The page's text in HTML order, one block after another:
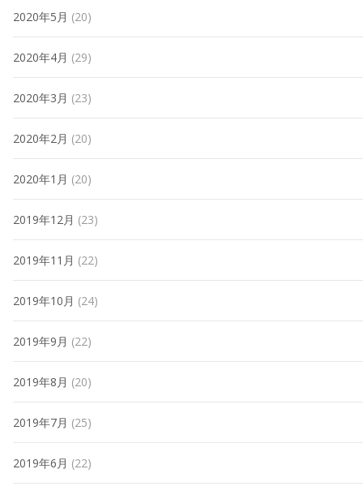
2020年5月 (20)
2020年4月 (29)
2020年3月 (23)
2020年2月 (20)
2020年1月 (20)
2019年12月 (23)
2019年11月 (22)
2019年10月 (24)
2019年9月 (22)
2019年8月 (20)
2019年7月 (25)
2019年6月 (22)